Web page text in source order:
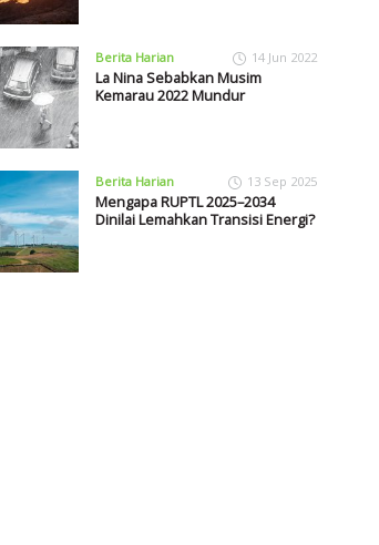
Berita Harian 14 Jun 2022
La Nina Sebabkan Musim
Kemarau 2022 Mundur
Berita Harian 13 Sep 2025
Mengapa RUPTL 2025–2034
Dinilai Lemahkan Transisi Energi?